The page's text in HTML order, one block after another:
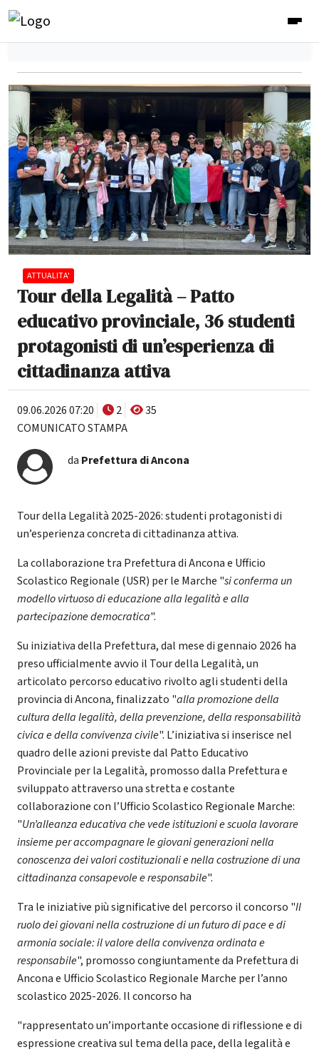
ATTUALITA'
Tour della Legalità – Patto
educativo provinciale, 36 studenti
protagonisti di un’esperienza di
cittadinanza attiva
09.06.2026 07:20 2
35
COMUNICATO STAMPA
da Prefettura di Ancona
Tour della Legalità 2025-2026: studenti protagonisti di
un’esperienza concreta di cittadinanza attiva.
La collaborazione tra Prefettura di Ancona e Ufficio
Scolastico Regionale (USR) per le Marche "si conferma un
modello virtuoso di educazione alla legalità e alla
partecipazione democratica".
Su iniziativa della Prefettura, dal mese di gennaio 2026 ha
preso ufficialmente avvio il Tour della Legalità, un
articolato percorso educativo rivolto agli studenti della
provincia di Ancona, finalizzato "alla promozione della
cultura della legalità, della prevenzione, della responsabilità
civica e della convivenza civile". L’iniziativa si inserisce nel
quadro delle azioni previste dal Patto Educativo
Provinciale per la Legalità, promosso dalla Prefettura e
sviluppato attraverso una stretta e costante
collaborazione con l’Ufficio Scolastico Regionale Marche:
"Un’alleanza educativa che vede istituzioni e scuola lavorare
insieme per accompagnare le giovani generazioni nella
conoscenza dei valori costituzionali e nella costruzione di una
cittadinanza consapevole e responsabile".
Tra le iniziative più significative del percorso il concorso "Il
ruolo dei giovani nella costruzione di un futuro di pace e di
armonia sociale: il valore della convivenza ordinata e
responsabile", promosso congiuntamente da Prefettura di
Ancona e Ufficio Scolastico Regionale Marche per l’anno
scolastico 2025-2026. Il concorso ha
"rappresentato un’importante occasione di riflessione e di
espressione creativa sul tema della pace, della legalità e